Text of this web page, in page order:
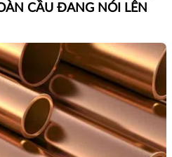
CẦU ĐANG NÓI LÊN